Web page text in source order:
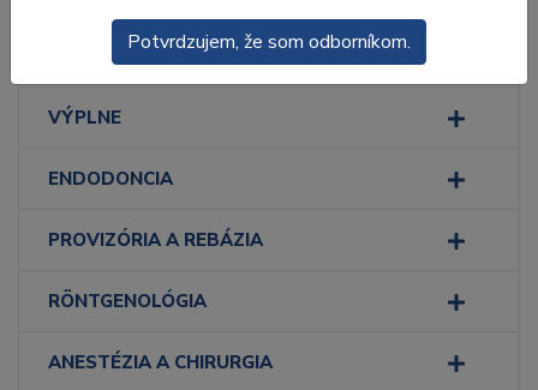
ODLTAČKOVANIE
VÝPLNE
ENDODONCIA
PROVIZÓRIA A REBÁZIA
RÖNTGENOLÓGIA
ANESTÉZIA A CHIRURGIA
Potvrdzujem, že som odborníkom.